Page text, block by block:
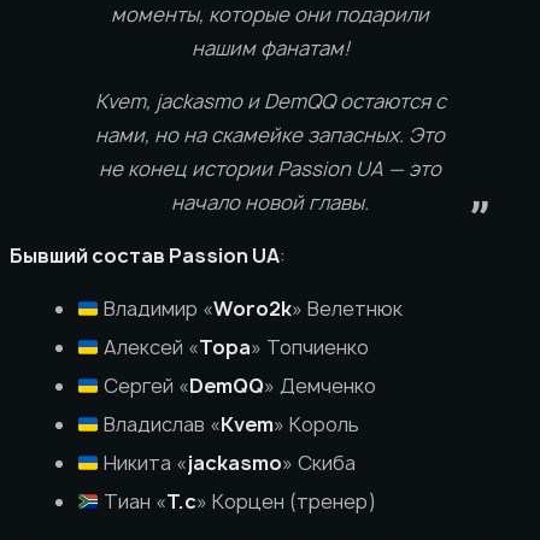
моменты, которые они подарили
нашим фанатам!
Kvem, jackasmo и DemQQ остаются с
нами, но на скамейке запасных. Это
не конец истории Passion UA — это
начало новой главы.
Бывший состав Passion UA:
Владимир «Woro2k» Велетнюк
Алексей «Topa» Топчиенко
Сергей «DemQQ» Демченко
Владислав «Kvem» Король
Никита «jackasmo» Скиба
Тиан «T.c» Корцен (тренер)